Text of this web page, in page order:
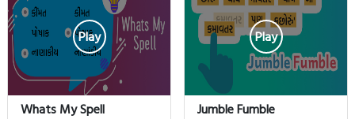
Play
Whats My Spell
Play
Jumble Fumble